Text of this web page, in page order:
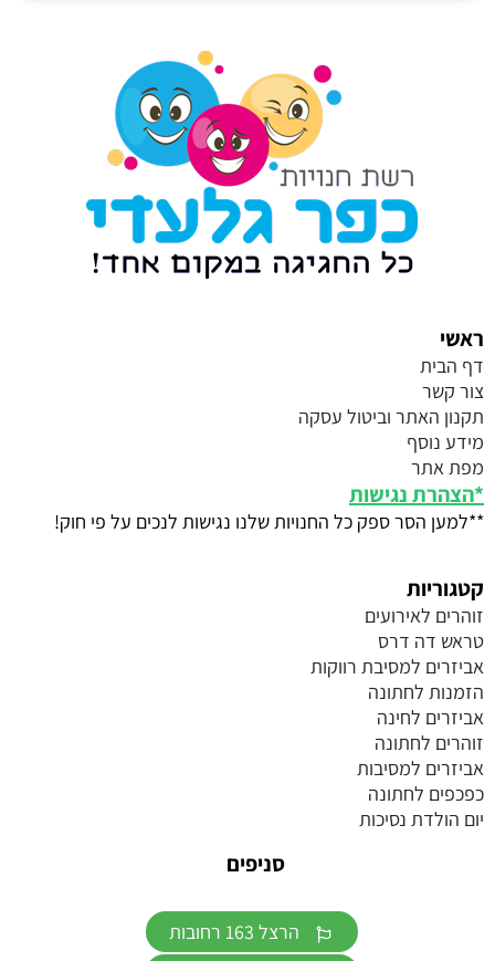
ראשי
דף הבית
צור קשר
תקנון האתר וביטול עסקה
מידע נוסף
מפת אתר
*הצהרת נגישות
**למען הסר ספק כל החנויות שלנו נגישות לנכים על פי חוק!
קטגוריות
זוהרים לאירועים
טראש דה דרס
אביזרים למסיבת רווקות
הזמנות לחתונה
אביזרים לחינה
זוהרים לחתונה
אביזרים למסיבות
כפכפים לחתונה
יום הולדת נסיכות
סניפים
הרצל 163 רחובות